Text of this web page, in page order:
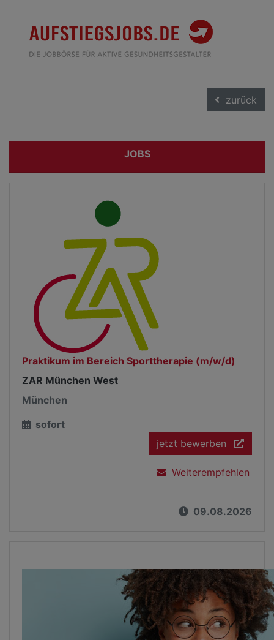
zurück
JOBS
Praktikum im Bereich Sporttherapie (m/w/d)
ZAR München West
München
sofort
jetzt bewerben
Weiterempfehlen
09.08.2026